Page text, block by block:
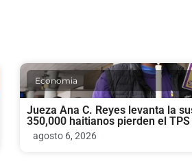
Economia
Jueza Ana C. Reyes levanta la
350,000 haitianos pierden el TPS
agosto 6, 2026